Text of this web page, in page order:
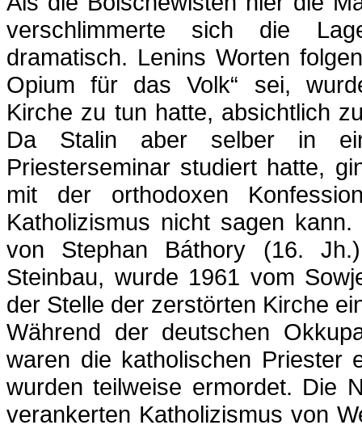
verschlimmerte sich die
dramatisch. Lenins Worten
Opium für das Volk“ sei,
Kirche zu tun hatte, absichtlich
Da Stalin aber selber in
Priesterseminar studiert hatte,
mit der orthodoxen
Katholizismus nicht sagen
von Stephan Báthory (16.
Steinbau, wurde 1961 vom
der Stelle der zerstörten Kirche
Während der deutschen
waren die katholischen Priester
wurden teilweise ermordet. Die
verankerten Katholizismus von